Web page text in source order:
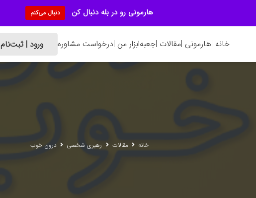
خانه |هارمونی |مقالات |جعبه‌ابزار من |درخواست مشاوره ورود | ثبت‌نام
خانه مقالات رهبری شخصی درون خوب
هارمونی رو در بله دنبال کن دنبال می‌کنم